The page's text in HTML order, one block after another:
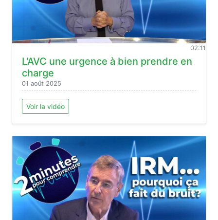
02:11
L'AVC une urgence à bien prendre en
charge
01 août 2025
Voir la vidéo